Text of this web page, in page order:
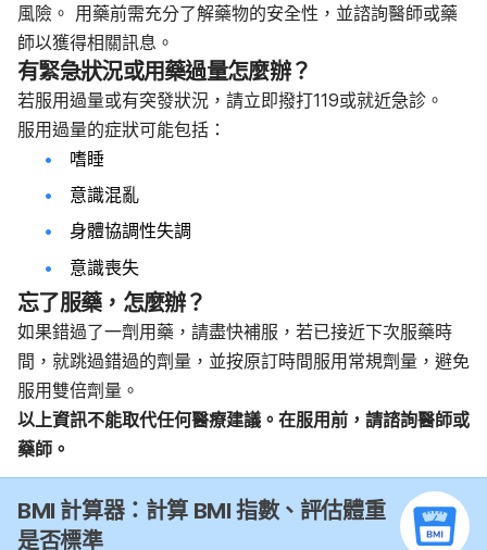
風險。 用藥前需充分了解藥物的安全性，並諮詢醫師或藥
師以獲得相關訊息。
有緊急狀況或用藥過量怎麼辦？
若服用過量或有突發狀況，請立即撥打119或就近急診。
服用過量的症狀可能包括：
嗜睡
意識混亂
身體協調性失調
意識喪失
忘了服藥，怎麼辦？
如果錯過了一劑用藥，請盡快補服，若已接近下次服藥時
間，就跳過錯過的劑量，並按原訂時間服用常規劑量，避免
服用雙倍劑量。
以上資訊不能取代任何醫療建議。在服用前，請諮詢醫師或
藥師。
BMI 計算器：計算 BMI 指數、評估體重
是否標準